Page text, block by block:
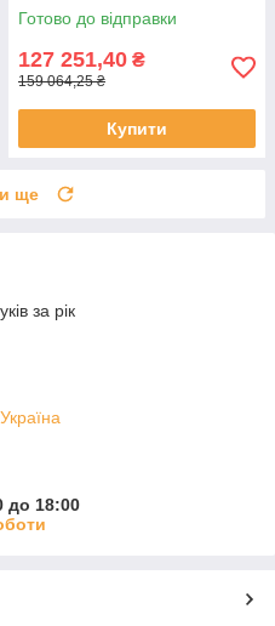
Готово до відправки
127 251,40 ₴
159 064,25 ₴
Купити
ще
за рік
до 18:00